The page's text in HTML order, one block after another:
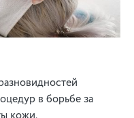
в борьбе за